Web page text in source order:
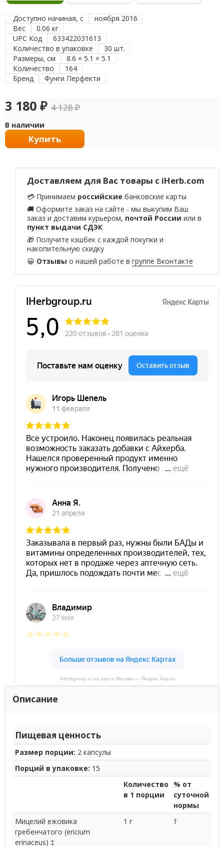
Доступно начиная, с
ноября 2016
Вес
0.06 кг
UPC Код
633422031613
Количество в упаковке
30 шт.
Размеры, см
8.6 × 5.1 × 5.1
Количество
164
Бренд
Фунги Перфекти
3 180 ₽ 4 128₽
В наличии
Купить
Доставляем для Вас товары с iHerb.com
💳 Принимаем российские банковские карты
🚚 Оформите заказ на сайте - мы выкупим Ваш
заказ и доставим курьером, почтой России или в
пункт выдачи СДЭК
🎁 Получите кэшбек с каждой покупки и
накопительную скидку
😀 Отзывы о нашей работе вгруппе Вконтакте
IHerbgroup.ru на карте Москвы — Яндекс Карты
Описание
Пищевая ценность
Размер порции: 2 капсулы
Порций в упаковке: 15
Количество
в 1 порции
% от
суточной
нормы
Мицелий ежовика
гребенчатого (ericium
erinaceus) ‡
1 г †